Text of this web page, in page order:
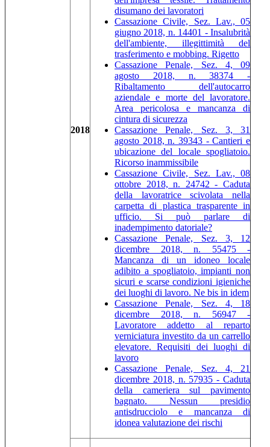
2018
disumano dei lavoratori
Cassazione Civile, Sez. Lav., 05
giugno 2018, n. 14401 - Insalubrità
dell'ambiente, illegittimità del
trasferimento e mobbing. Rigetto
Cassazione Penale, Sez. 4, 09
agosto 2018, n. 38374 -
Ribaltamento dell'autocarro
aziendale e morte del lavoratore.
Area pericolosa e mancanza di
cintura di sicurezza
Cassazione Penale, Sez. 3, 31
agosto 2018, n. 39343 - Cantieri e
ubicazione del locale spogliatoio.
Ricorso inammissibile
Cassazione Civile, Sez. Lav., 08
ottobre 2018, n. 24742 - Caduta
della lavoratrice scivolata nella
carpetta di plastica trasparente in
ufficio. Si può parlare di
inadempimento datoriale?
Cassazione Penale, Sez. 3, 12
dicembre 2018, n. 55475 -
Mancanza di un idoneo locale
adibito a spogliatoio, impianti non
sicuri e scarse condizioni igieniche
dei luoghi di lavoro. Ne bis in idem
Cassazione Penale, Sez. 4, 18
dicembre 2018, n. 56947 -
Lavoratore addetto al reparto
verniciatura investito da un carrello
elevatore. Requisiti dei luoghi di
lavoro
Cassazione Penale, Sez. 4, 21
dicembre 2018, n. 57935 - Caduta
della cameriera sul pavimento
bagnato. Nessun presidio
antisdrucciolo e mancanza di
idonea valutazione dei rischi